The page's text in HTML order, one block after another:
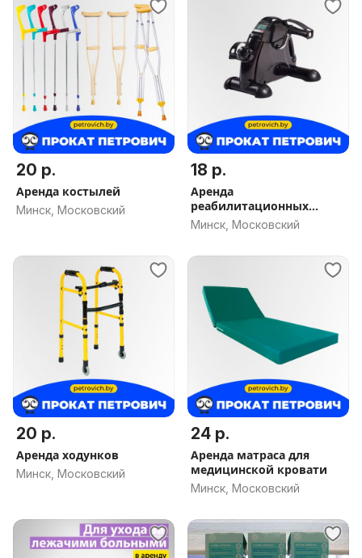
20 р.
Аренда костылей
Минск, Московский
18 р.
Аренда
реабилитационных
тренажеров. Доставим
Минск, Московский
20 р.
Аренда ходунков
Минск, Московский
24 р.
Аренда матраса для
медицинской кровати
Минск, Московский